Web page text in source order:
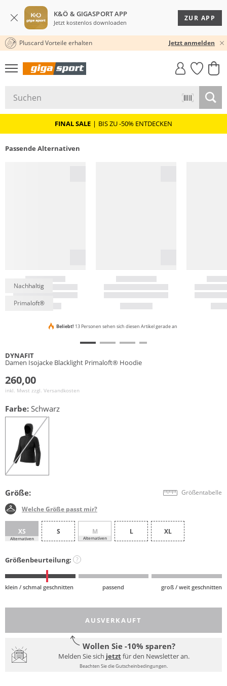
K&Ö & GIGASPORT APP
Jetzt kostenlos downloaden
ZUR APP
30 TAGE RÜCKGABERECHT
Pluscard Vorteile erhalten Jetzt anmelden
GIGASTYLE
FAHRRAD­
MUST-HAVE
FINAL SALE | BIS ZU -50% ENTDECKEN
Passende Alternativen
Nachhaltig
Primaloft®
Beliebt! 13 Personen sehen sich diesen Artikel gerade an
DYNAFIT
Damen Isojacke Blacklight Primaloft® Hoodie
260,00
inkl. Mwst zzgl. Versandkosten
Farbe: Schwarz
Größe: Größentabelle
Welche Größe passt mir?
XS
Alternativen
S M
Alternativen
L XL
Größenbeurteilung: ?
klein / schmal geschnitten passend groß / weit geschnitten
AUSVERKAUFT
Wollen Sie -10% sparen?
Melden Sie sich jetztfür den Newsletter an.
Beachten Sie die Gutscheinbedingungen.